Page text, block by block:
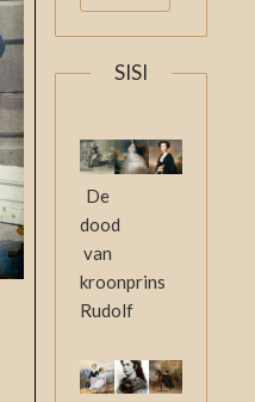
SISI
De
dood
van
kroonprins
Rudolf